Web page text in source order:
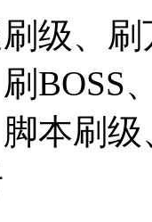
级、
BOSS
本刷